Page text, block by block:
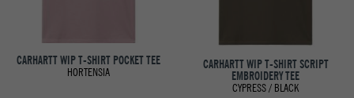
CARHARTT WIP T-SHIRT POCKET TEE
HORTENSIA
CARHARTT WIP T-SHIRT SCRIPT
EMBROIDERY TEE
CYPRESS / BLACK